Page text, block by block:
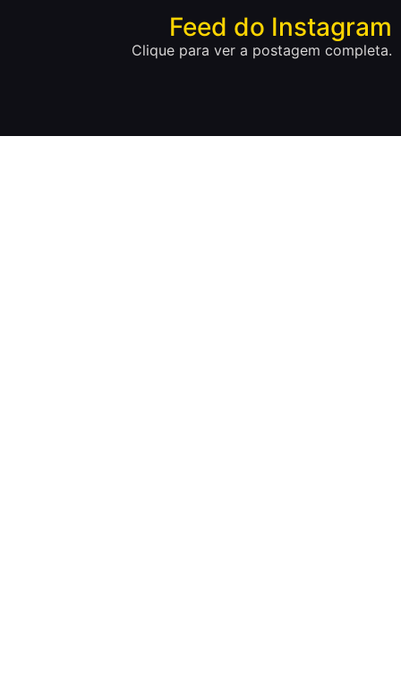
Feed do Instagram
Clique para ver a postagem completa.